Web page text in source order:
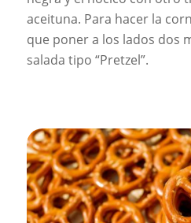
aceituna. Para hacer la
que poner a los lados dos
salada tipo “Pretzel”.